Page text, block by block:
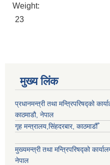
Weight:
23
मुख्य लिंक
प्रधानमन्त्री तथा मन्त्रिपरिषद्को
काठमाडौ, नेपाल
गृह मन्त्रालय,सिंहदरबार, काठमाडौँ
मुख्यमन्त्री तथा मन्त्रिपरिषद्को
नेपाल